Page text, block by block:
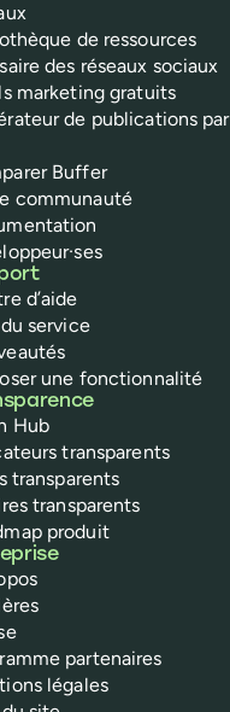
de ressources
des réseaux sociaux
marketing gratuits
de publications par
Buffer
communauté
d’aide
service
une fonctionnalité
Hub
transparents
transparents
transparents
produit
partenaires
légales